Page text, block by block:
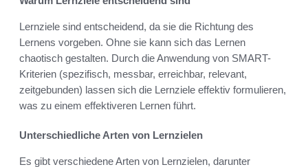
Lernziele sind entscheidend, da sie die Richtung des
Lernens vorgeben. Ohne sie kann sich das Lernen
chaotisch gestalten. Durch die Anwendung von SMART-
Kriterien (spezifisch, messbar, erreichbar, relevant,
zeitgebunden) lassen sich die Lernziele effektiv formulieren,
was zu einem effektiveren Lernen führt.
Unterschiedliche Arten von Lernzielen
Es gibt verschiedene Arten von Lernzielen, darunter